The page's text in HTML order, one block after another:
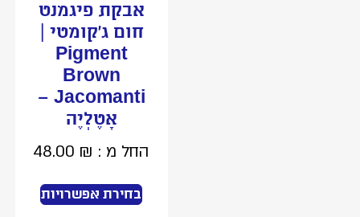
אבקת פיגמנט
חום ג’קומטי |
Pigment
Brown
Jacomanti –
אָטֶלְיֶה
החל מ : 48.00₪
בחירת אפשרויות